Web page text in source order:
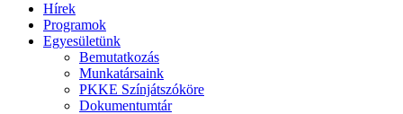
Hírek
Programok
Egyesületünk
Bemutatkozás
Munkatársaink
PKKE Színjátszóköre
Dokumentumtár